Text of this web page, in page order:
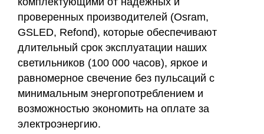
проверенных производителей (Osram,
GSLED, Refond), которые обеспечивают
длительный срок эксплуатации наших
светильников (100 000 часов), яркое и
равномерное свечение без пульсаций с
минимальным энергопотреблением и
возможностью экономить на оплате за
электроэнергию.